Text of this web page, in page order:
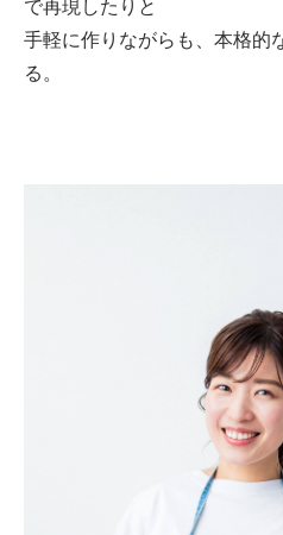
で再現したりと
手軽に作りながらも、本格的
る。